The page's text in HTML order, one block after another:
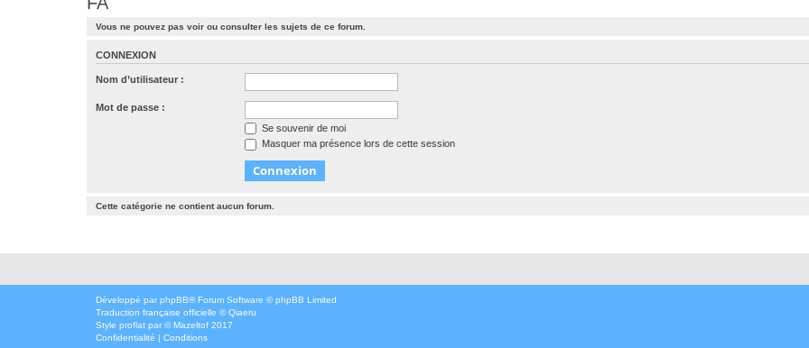
Vous ne pouvez pas voir ou consulter les sujets de ce forum.
CONNEXION
Nom d’utilisateur :
Mot de passe :
Se souvenir de moi
Masquer ma présence lors de cette session
Cette catégorie ne contient aucun forum.
Développé par phpBB® Forum Software © phpBB Limited
Traduction française officielle ©Qiaeru
Style proflat par ©Mazeltof 2017
Confidentialité | Conditions